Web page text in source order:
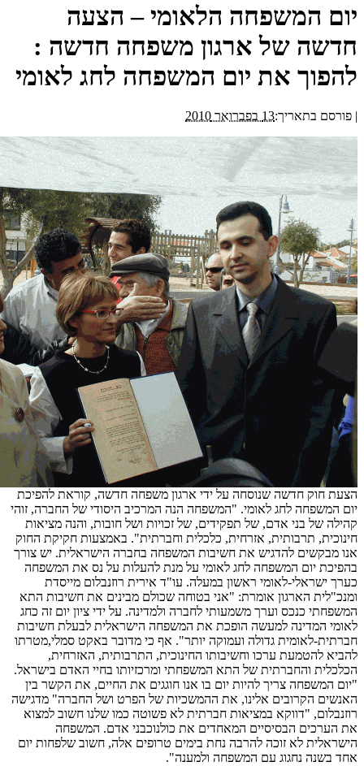
יום המשפחה הלאומי – הצעה
חדשה של ארגון משפחה חדשה :
להפוך את יום המשפחה לחג לאומי
| פורסם בתאריך:13 בפברואר 2010
הצעת חוק חדשה שנוסחה על ידי ארגון משפחה חדשה, קוראת להפיכת
יום המשפחה לחג לאומי. "המשפחה הנה המרכיב היסודי של החברה, זוהי
קהילה של בני אדם, של תפקידים, של זכויות ושל חובות, והנה מציאות
חינוכית, תרבותית, אזרחית, כלכלית וחברתית". באמצעות חקיקת החוק
אנו מבקשים להדגיש את חשיבות המשפחה בחברה הישראלית. יש צורך
בהפיכת יום המשפחה לחג לאומי על מנת להעלות על נס את המשפחה
כערך ישראלי-לאומי ראשון במעלה. עו"ד אירית רוזנבלום מייסדת
ומנכ"לית הארגון אומרת: "אני בטוחה שכולם מבינים את חשיבות התא
המשפחתי כנכס וערך משמעותי לחברה ולמדינה. על ידי ציון יום זה כחג
לאומי המדינה למעשה הופכת את המשפחה הישראלית לבעלת חשיבות
חברתית-לאומית גדולה ועמוקה יותר". אף כי מדובר באקט סמלי,מטרתו
להביא להטמעת ערכו וחשיבותו החינוכית, התרבותית, האזרחית,
הכלכלית והחברתית של התא המשפחתי ומרכזיותו בחיי האדם בישראל.
"יום המשפחה צריך להיות יום בו אנו חוגגים את החיים, את הקשר בין
האנשים הקרובים אלינו, את ההמשכיות של הפרט ושל החברה" מדגישה
רוזנבלום, "דווקא במציאות חברתית לא פשוטה כמו שלנו חשוב למצוא
את הערכים הבסיסיים המאחדים את כולנוכבני אדם. המשפחה
הישראלית לא זוכה להרבה נחת בימים טרופים אלה, חשוב שלפחות יום
אחד בשנה נחגוג עם המשפחה ולמענה".